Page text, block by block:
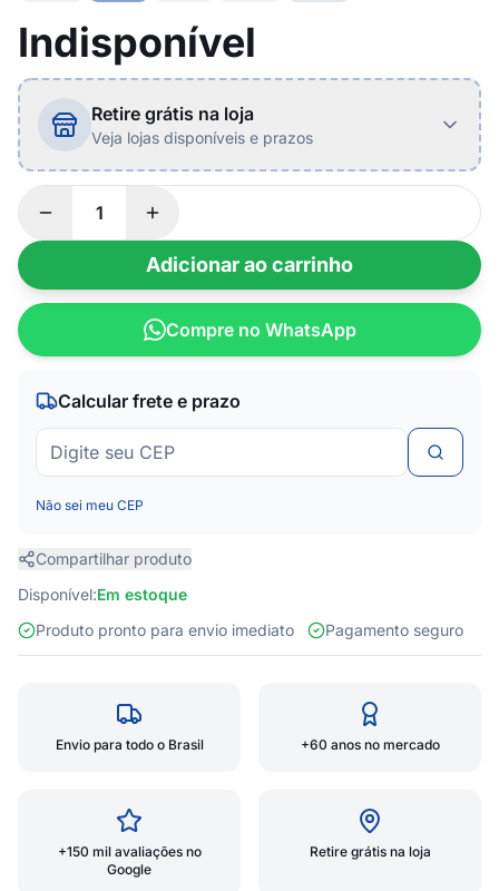
Indisponível
Retire grátis na loja
Veja lojas disponíveis e prazos
Adicionar ao carrinho
Compre no WhatsApp
Calcular frete e prazo
Não sei meu CEP
Compartilhar produto
Disponível:Em estoque
Produto pronto para envio imediato
Pagamento seguro
Envio para todo o Brasil +60 anos no mercado
+150 mil avaliações no
Google
Retire grátis na loja